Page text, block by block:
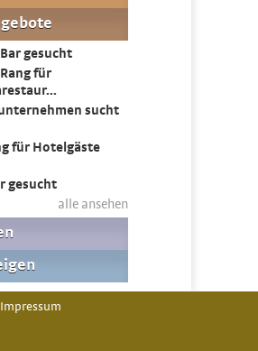
Impressum